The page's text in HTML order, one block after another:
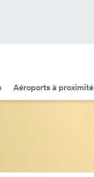
Aéroports à proximité